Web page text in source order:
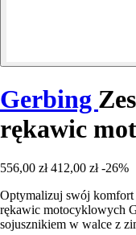
Gerbing
rękawic
556,00 zł 412,00 zł -26%
Optymalizuj swój komfort
rękawic motocyklowych
sojusznikiem w walce z